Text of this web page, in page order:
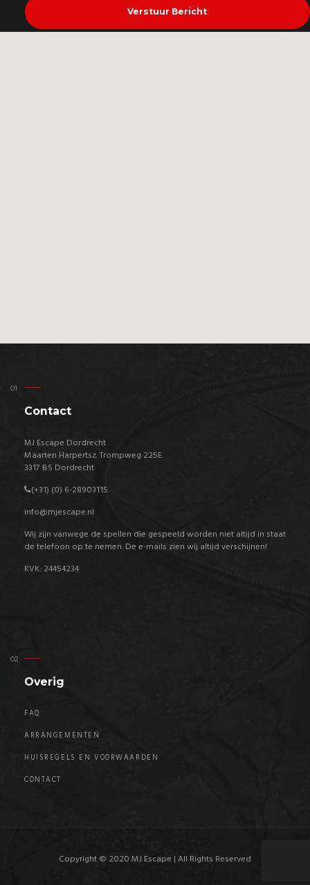
Contact
MJ Escape Dordrecht
Maarten Harpertsz. Trompweg 225E
3317 BS Dordrecht
(+31) (0) 6-28903115
info@mjescape.nl
Wij zijn vanwege de spellen die gespeeld worden niet altijd in staat
de telefoon op te nemen. De e-mails zien wij altijd verschijnen!
KVK: 24454234
Overig
FAQ
ARRANGEMENTEN
HUISREGELS EN VOORWAARDEN
CONTACT
Copyright © 2020 MJ Escape | All Rights Reserved